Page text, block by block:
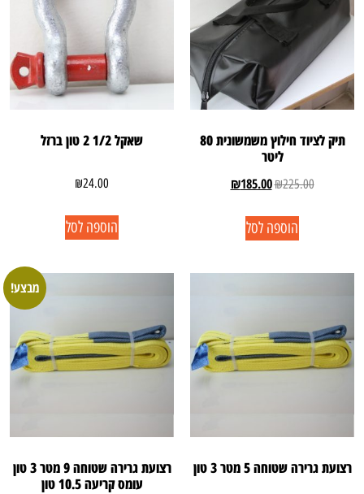
תיק לציוד חילוץ משמשונית 80
ליטר
₪225.00
₪185.00
הוספה לסל
שאקל 1/2 2 טון ברזל
₪24.00
הוספה לסל
רצועת גרירה שטוחה 5 מטר 3 טון
מבצע!
רצועת גרירה שטוחה 9 מטר 3 טון
עומס קריעה 10.5 טון